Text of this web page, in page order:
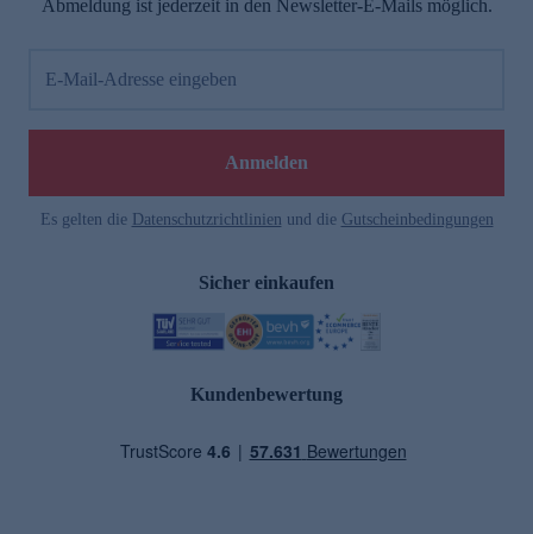
Abmeldung ist jederzeit in den Newsletter-E-Mails möglich.
E-Mail-Adresse eingeben
Anmelden
Es gelten die Datenschutzrichtlinien und die Gutscheinbedingungen
Sicher einkaufen
Kundenbewertung